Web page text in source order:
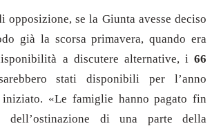
opposizione, se la Giunta avesse deciso
già la scorsa primavera, quando era
a discutere alternative, i 66
stati disponibili per l’anno
iniziato. «Le famiglie hanno pagato fin
di una parte della